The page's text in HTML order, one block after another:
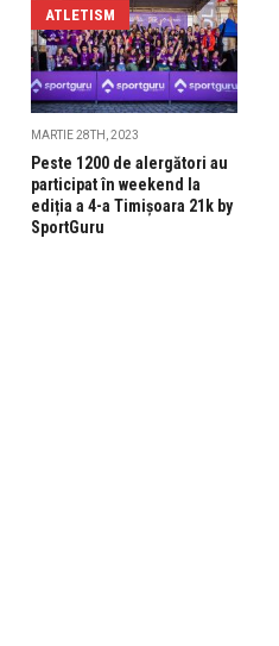
ATLETISM
MARTIE 28TH, 2023
Peste 1200 de alergători au
participat în weekend la
ediția a 4-a Timișoara 21k by
SportGuru